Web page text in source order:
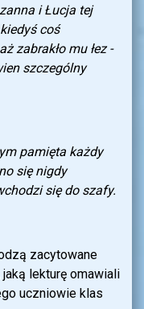
i Łucja tej
coś
zabrakło mu łez -
szczególny
pamięta każdy
się nigdy
się do szafy.
zacytowane
lekturę omawiali
uczniowie klas